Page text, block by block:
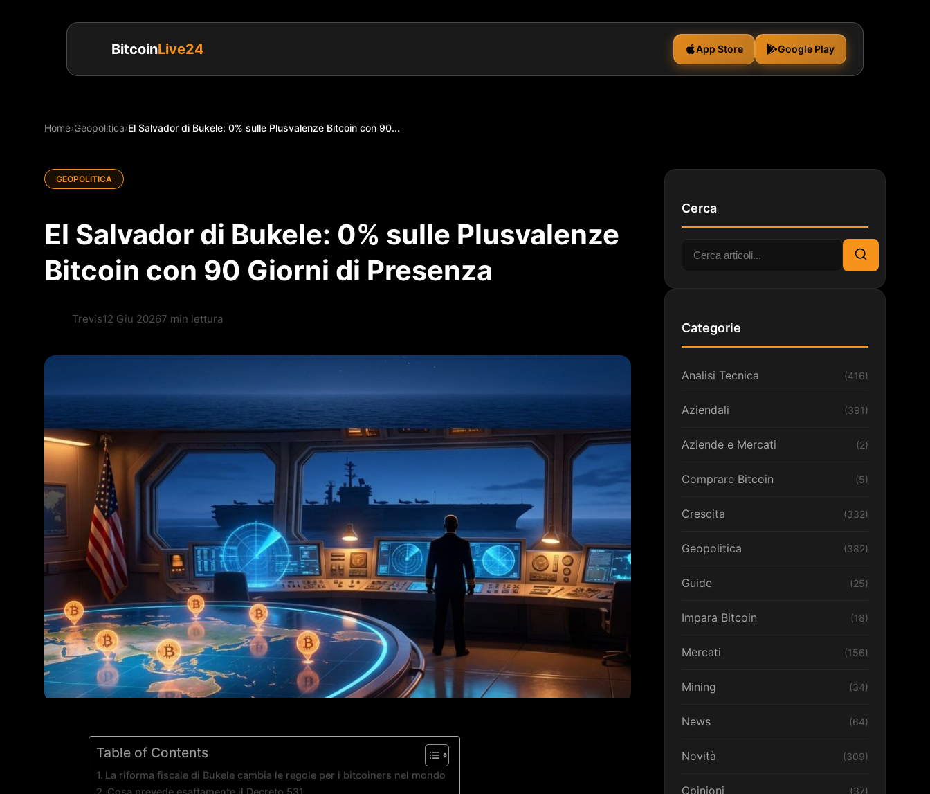
BitcoinLive24 App Store Google Play
Home›Geopolitica›El Salvador di Bukele: 0% sulle Plusvalenze Bitcoin con 90...
GEOPOLITICA
El Salvador di Bukele: 0% sulle Plusvalenze
Bitcoin con 90 Giorni di Presenza
Trevis12 Giu 20267 min lettura
Table of Contents
La riforma fiscale di Bukele cambia le regole per i bitcoiners nel mondo
Cosa prevede esattamente il Decreto 531
Cerca
Cerca:
Cerca
Categorie
Analisi Tecnica (416)
Aziendali (391)
Aziende e Mercati (2)
Comprare Bitcoin (5)
Crescita (332)
Geopolitica (382)
Guide (25)
Impara Bitcoin (18)
Mercati (156)
Mining (34)
News (64)
Novità (309)
Opinioni (37)